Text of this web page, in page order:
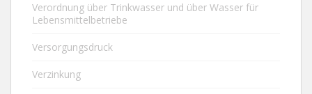
Verordnung über Trinkwasser und über Wasser für
Lebensmittelbetriebe
Versorgungsdruck
Verzinkung